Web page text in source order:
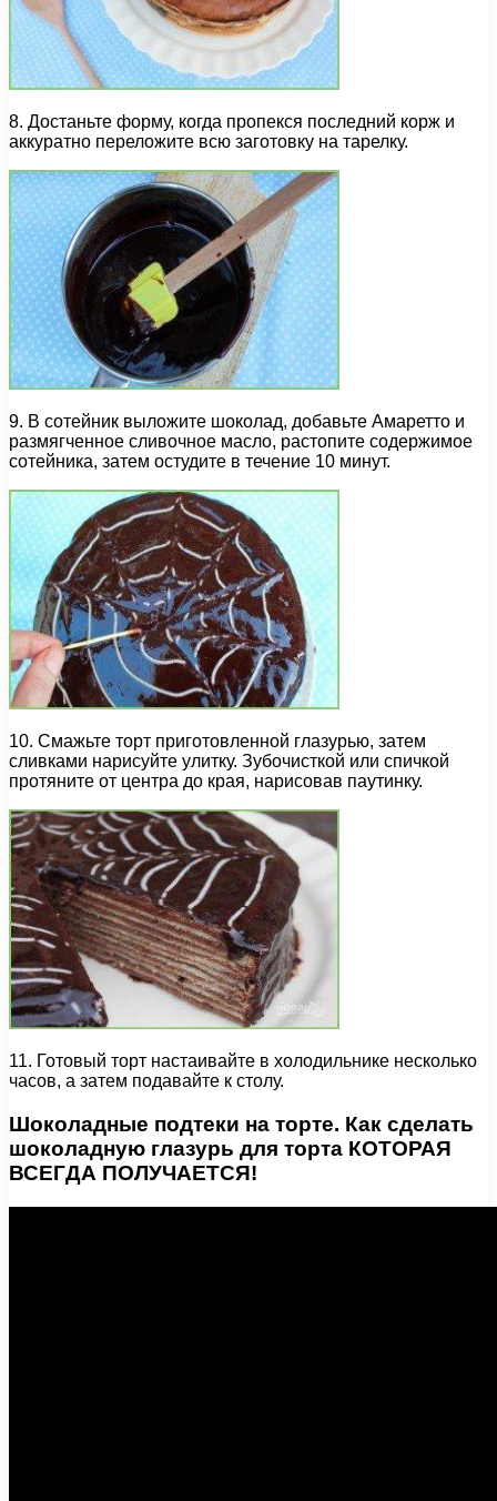
8. Достаньте форму, когда пропекся последний корж и
аккуратно переложите всю заготовку на тарелку.
9. В сотейник выложите шоколад, добавьте Амаретто и
размягченное сливочное масло, растопите содержимое
сотейника, затем остудите в течение 10 минут.
10. Смажьте торт приготовленной глазурью, затем
сливками нарисуйте улитку. Зубочисткой или спичкой
протяните от центра до края, нарисовав паутинку.
11. Готовый торт настаивайте в холодильнике несколько
часов, а затем подавайте к столу.
Шоколадные подтеки на торте. Как сделать
шоколадную глазурь для торта КОТОРАЯ
ВСЕГДА ПОЛУЧАЕТСЯ!